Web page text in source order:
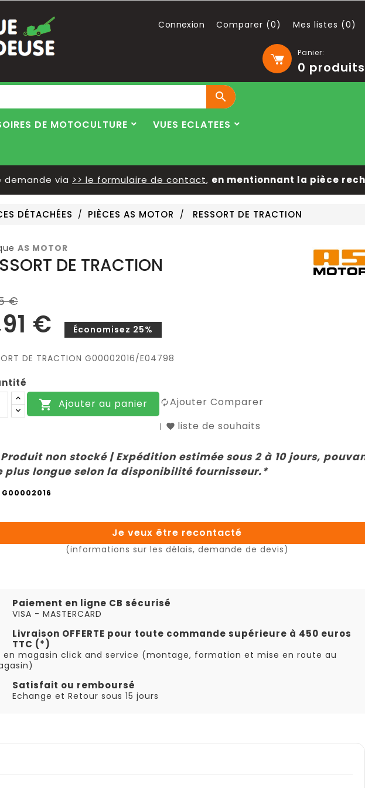
Panier:
0 produits
Connexion Comparer (0) Mes listes (0)
Blog

DE MOTOCULTURE
VUES ECLATEES
via>> le formulaire de contact,en mentionnant la pièce
DÉTACHÉES PIÈCES AS MOTOR RESSORT DE TRACTION
AS MOTOR
DE TRACTION
€
€
Économisez 25%
DE TRACTION G00002016/E04798
 Ajouter au panier
Ajouter Comparer
liste de souhaits
Produit non stocké | Expédition estimée sous 2 à 10 jours,
plus longue selon la disponibilité fournisseur.*
G00002016
Je veux être recontacté
(informations sur les délais, demande de devis)
Paiement en ligne CB sécurisé
VISA - MASTERCARD
Livraison OFFERTE pour toute commande supérieure à 450 euros
TTC (*)
en magasin click and service (montage, formation et mise en route au
Satisfait ou remboursé
Echange et Retour sous 15 jours